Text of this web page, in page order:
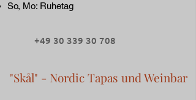
So, Mo: Ruhetag
+49 30 339 30 708
"Skål" - Nordic Tapas und Weinbar